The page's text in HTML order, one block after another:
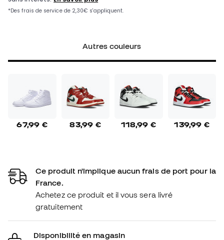
Autres couleurs
67,99 € 83,99 € 118,99 € 139,99 €
Ce produit n'implique aucun frais de port pour la
France.
Achetez ce produit et il vous sera livré
gratuitement
Disponibilité en magasin